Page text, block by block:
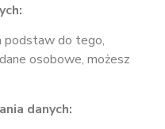
podstaw do tego,
osobowe, możesz
danych: